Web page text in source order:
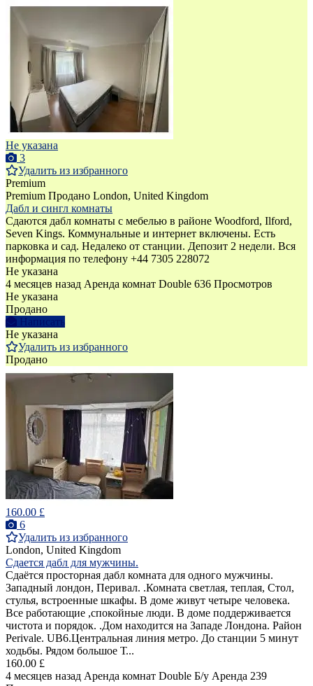
Не указана
3
Удалить из избранного
Premium
Premium Продано London, United Kingdom
Дабл и сингл комнаты
Сдаются дабл комнаты с мебелью в районе Woodford, Ilford,
Seven Kings. Коммунальные и интернет включены. Есть
парковка и сад. Недалеко от станции. Депозит 2 недели. Вся
информация по телефону +44 7305 228072
Не указана
4 месяцев назад Аренда комнат Double 636 Просмотров
Не указана
Продано
Написать
Не указана
Удалить из избранного
Продано
160.00 £
6
Удалить из избранного
London, United Kingdom
Сдается дабл для мужчины.
Cдаётся просторная дабл комната для одного мужчины.
Западный лондон, Перивал. .Комната светлая, теплая, Стол,
стулья, встроенные шкафы. В доме живут четыре человека.
Все работающие ,спокойные люди. В доме поддерживается
чистота и порядок. .Дом находится на Западе Лондона. Район
Perivale. UB6.Центральная линия метро. До станции 5 минут
ходьбы. Рядом большое Т...
160.00 £
4 месяцев назад Аренда комнат Double Б/у Аренда 239